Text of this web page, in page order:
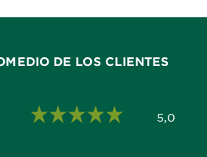
DE LOS CLIENTES
5,0